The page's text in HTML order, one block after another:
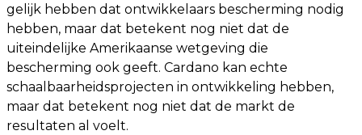
gelijk hebben dat ontwikkelaars bescherming nodig
hebben, maar dat betekent nog niet dat de
uiteindelijke Amerikaanse wetgeving die
bescherming ook geeft. Cardano kan echte
schaalbaarheidsprojecten in ontwikkeling hebben,
maar dat betekent nog niet dat de markt de
resultaten al voelt.